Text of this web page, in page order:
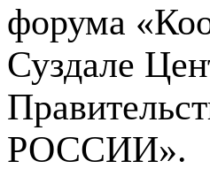
форума
Суздале
РОССИИ».